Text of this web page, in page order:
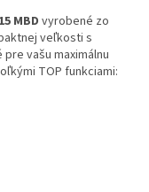
MBD vyrobené zo
veľkosti s
vašu maximálnu
TOP funkciami: